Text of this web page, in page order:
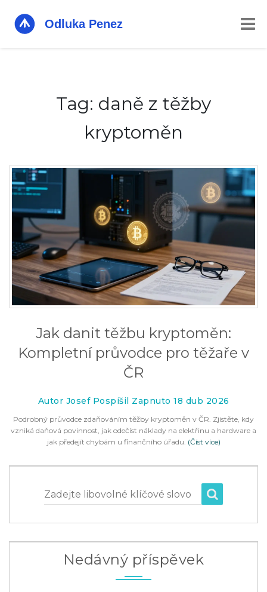
Tag: daně z těžby
kryptoměn
Jak danit těžbu kryptoměn:
Kompletní průvodce pro těžaře v
ČR
Autor Josef Pospíšil Zapnuto 18 dub 2026
Podrobný průvodce zdaňováním těžby kryptoměn v ČR. Zjistěte, kdy
vzniká daňová povinnost, jak odečíst náklady na elektřinu a hardware a
jak předejít chybám u finančního úřadu. (Číst více)
Zadejte libovolné klíčové slovo
Nedávný příspěvek